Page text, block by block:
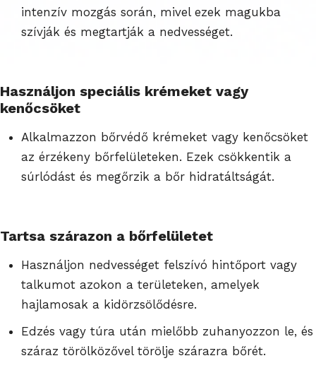
intenzív mozgás során, mivel ezek magukba
szívják és megtartják a nedvességet.
Használjon speciális krémeket vagy
kenőcsöket
Alkalmazzon bőrvédő krémeket vagy kenőcsöket
az érzékeny bőrfelületeken. Ezek csökkentik a
súrlódást és megőrzik a bőr hidratáltságát.
Tartsa szárazon a bőrfelületet
Használjon nedvességet felszívó hintőport vagy
talkumot azokon a területeken, amelyek
hajlamosak a kidörzsölődésre.
Edzés vagy túra után mielőbb zuhanyozzon le, és
száraz törölközővel törölje szárazra bőrét.